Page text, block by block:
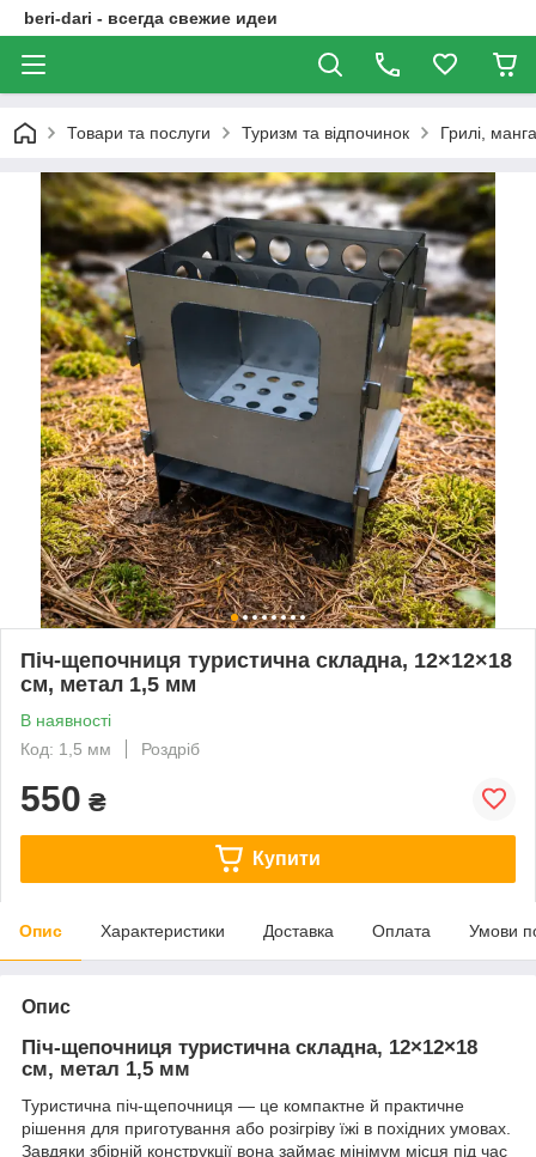
beri-dari - всегда свежие идеи
Товари та послуги Туризм та відпочинок Грилі,
Піч-щепочниця туристична складна, 12×12×18
см, метал 1,5 мм
В наявності
Код: 1,5 мм
Роздріб
550 ₴
Купити
Опис Характеристики Доставка Оплата Умови
Опис
Піч-щепочниця туристична складна, 12×12×18
см, метал 1,5 мм
Туристична піч-щепочниця — це компактне й практичне
рішення для приготування або розігріву їжі в похідних умовах.
Завдяки збірній конструкції вона займає мінімум місця під час